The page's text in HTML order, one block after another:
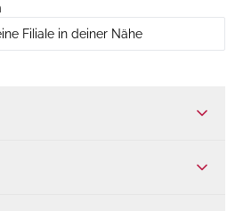
Filiale in deiner Nähe